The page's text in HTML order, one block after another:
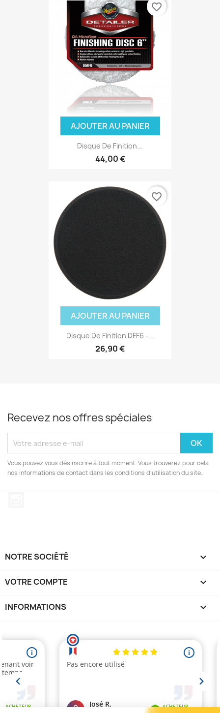
AJOUTER AU PANIER
Disque De Finition...
44,00 €
favorite_border
AJOUTER AU PANIER
Disque De Finition DFF6 -...
26,90 €
favorite_border
Recevez nos offres spéciales
Vous pouvez vous désinscrire à tout moment. Vous trouverez pour cela
nos informations de contact dans les conditions d'utilisation du site.
NOTRE SOCIÉTÉ 
VOTRE COMPTE 
INFORMATIONS keyboard_arrow_down